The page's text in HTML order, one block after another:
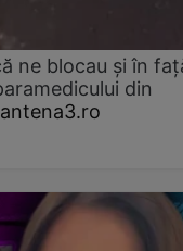
ne blocau şi în
din